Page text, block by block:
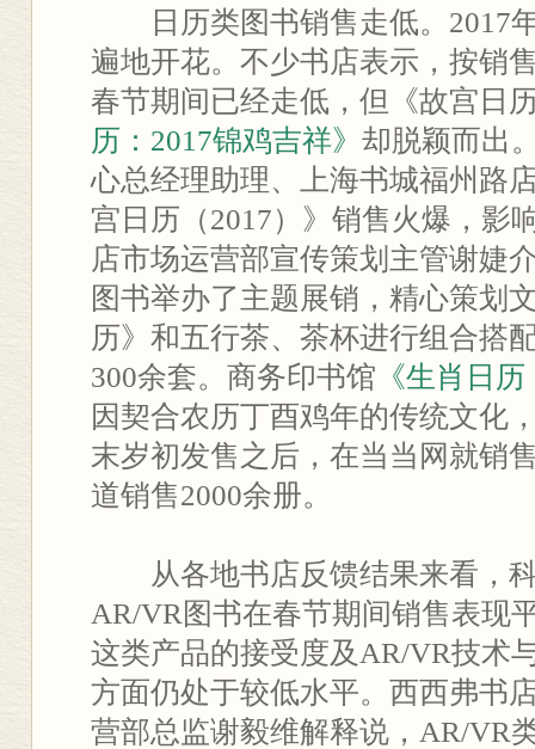
日历类图书销售走低。2017
遍地开花。不少书店表示，按销
春节期间已经走低，但《故宫日
历：2017锦鸡吉祥》 却脱颖而出
心总经理助理、上海书城福州路
宫日历（2017）》销售火爆，影
店市场运营部宣传策划主管谢婕
图书举办了主题展销，精心策划
历》和五行茶、茶杯进行组合搭
300余套。商务印书馆 《生肖日
因契合农历丁酉鸡年的传统文化
末岁初发售之后，在当当网就销
道销售2000余册。
从各地书店反馈结果来看，科
AR/VR图书在春节期间销售表现
这类产品的接受度及AR/VR技术
方面仍处于较低水平。西西弗书
营部总监谢毅维解释说，AR/VR